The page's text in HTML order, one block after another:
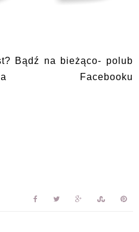
Bądź na bieżąco- polub
Facebooku